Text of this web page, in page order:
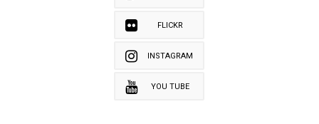
FLICKR
INSTAGRAM
YOU TUBE